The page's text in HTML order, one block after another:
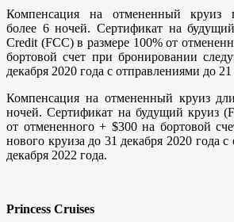
Компенсация на отмененный круиз
более 6 ночей. Сертификат на
Credit (FСС) в размере 100% от
бортовой счет при бронировании
декабря 2020 года с отправлениями до
Компенсация на отмененный круиз
ночей. Сертификат на будущий круиз
от отмененного + $300 на бортовой
нового круиза до 31 декабря 2020 года
декабря 2022 года.
Princess Cruises